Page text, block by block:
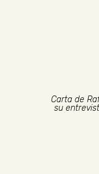
Carta de
su